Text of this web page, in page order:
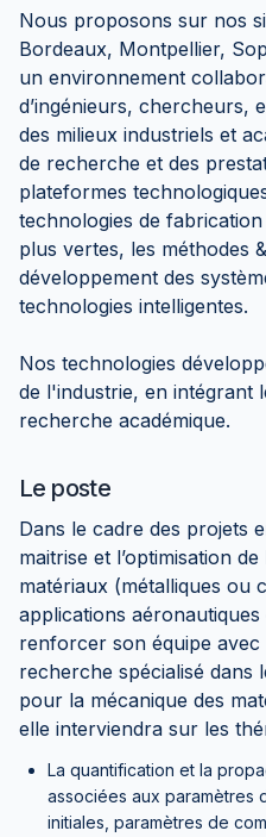
Nous proposons sur nos
Bordeaux, Montpellier,
un environnement
d’ingénieurs, chercheurs,
des milieux industriels et
de recherche et des
plateformes
technologies de
plus vertes, les méthodes
développement des
technologies intelligentes.
Nos technologies
de l'industrie, en intégrant
recherche académique.
Le poste
Dans le cadre des projets
maitrise et l’optimisation
matériaux (métalliques ou
applications aéronautiques
renforcer son équipe avec
recherche spécialisé dans
pour la mécanique des
elle interviendra sur les
La quantification et la
associées aux paramètres
initiales, paramètres de